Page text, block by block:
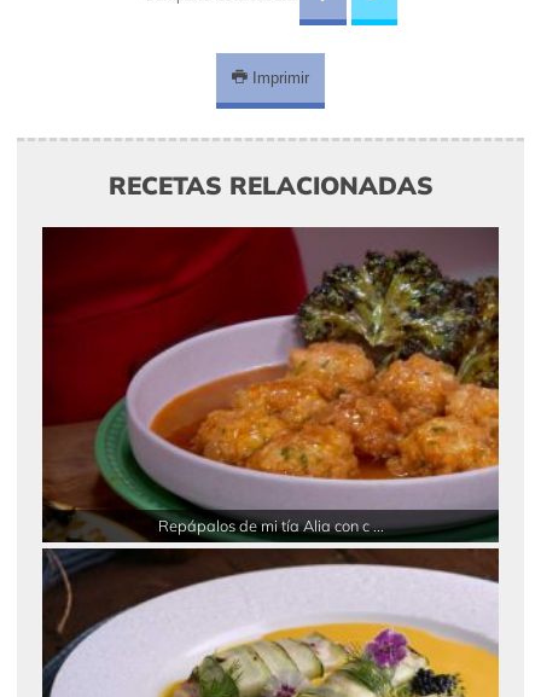
Imprimir
RECETAS RELACIONADAS
Repápalos de mi tía Alia con c ...